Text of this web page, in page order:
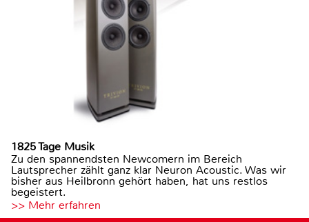
1825 Tage Musik
Zu den spannendsten Newcomern im Bereich
Lautsprecher zählt ganz klar Neuron Acoustic. Was wir
bisher aus Heilbronn gehört haben, hat uns restlos
begeistert.
>> Mehr erfahren